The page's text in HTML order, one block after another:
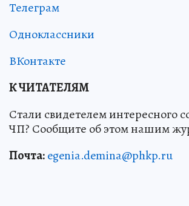
Телеграм
Одноклассники
ВКонтакте
К ЧИТАТЕЛЯМ
Стали свидетелем интересного
ЧП? Сообщите об этом нашим
Почта:egenia.demina@phkp.ru